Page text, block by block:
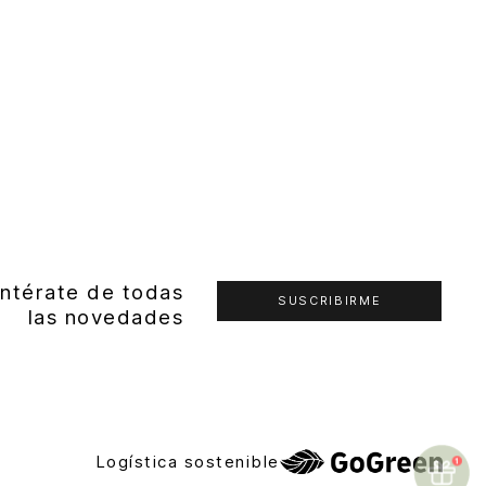
de todas
las novedades
SUSCRIBIRME
Logística sostenible